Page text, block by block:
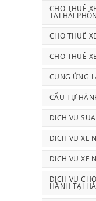
CHO THUÊ
TẠI HẢI
CHO THUÊ
CHO THUÊ
CUNG ỨNG
CẨU TỰ
DICH VU
DICH VU XE
DICH VU XE
DỊCH VỤ
HÀNH TẠI